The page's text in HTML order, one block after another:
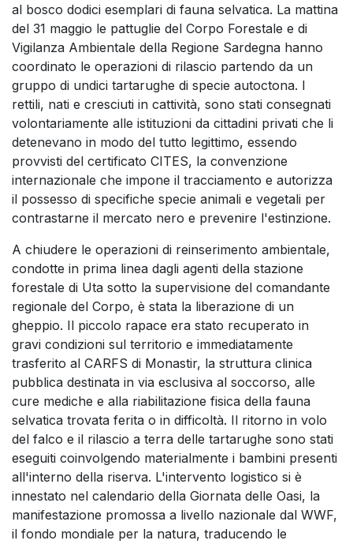
al bosco dodici esemplari di fauna selvatica. La mattina
del 31 maggio le pattuglie del Corpo Forestale e di
Vigilanza Ambientale della Regione Sardegna hanno
coordinato le operazioni di rilascio partendo da un
gruppo di undici tartarughe di specie autoctona. I
rettili, nati e cresciuti in cattività, sono stati consegnati
volontariamente alle istituzioni da cittadini privati che li
detenevano in modo del tutto legittimo, essendo
provvisti del certificato CITES, la convenzione
internazionale che impone il tracciamento e autorizza
il possesso di specifiche specie animali e vegetali per
contrastarne il mercato nero e prevenire l'estinzione.
A chiudere le operazioni di reinserimento ambientale,
condotte in prima linea dagli agenti della stazione
forestale di Uta sotto la supervisione del comandante
regionale del Corpo, è stata la liberazione di un
gheppio. Il piccolo rapace era stato recuperato in
gravi condizioni sul territorio e immediatamente
trasferito al CARFS di Monastir, la struttura clinica
pubblica destinata in via esclusiva al soccorso, alle
cure mediche e alla riabilitazione fisica della fauna
selvatica trovata ferita o in difficoltà. Il ritorno in volo
del falco e il rilascio a terra delle tartarughe sono stati
eseguiti coinvolgendo materialmente i bambini presenti
all'interno della riserva. L'intervento logistico si è
innestato nel calendario della Giornata delle Oasi, la
manifestazione promossa a livello nazionale dal WWF,
il fondo mondiale per la natura, traducendo le